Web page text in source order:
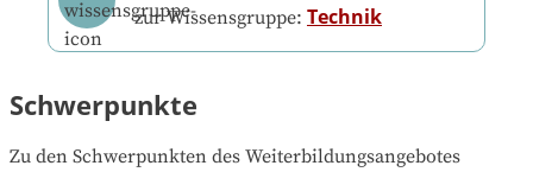
zur Wissensgruppe: Technik
Schwerpunkte
Zu den Schwerpunkten des Weiterbildungsangebotes